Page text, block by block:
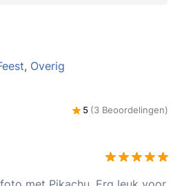
, Overig
5 (3 Beoordelingen)